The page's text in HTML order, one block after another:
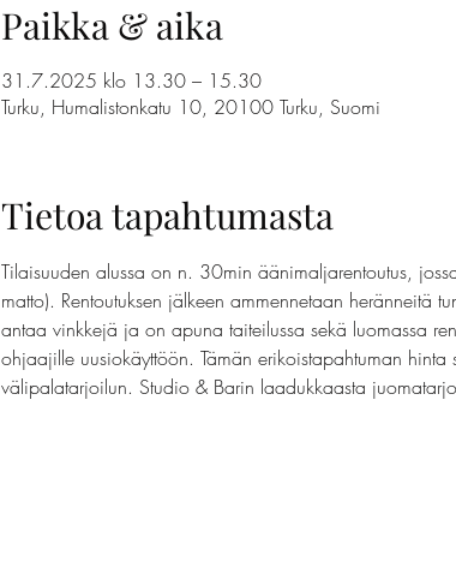
Paikka & aika
31.7.2025 klo 13.30 – 15.30
Turku, Humalistonkatu 10, 20100 Turku, Suomi
Tietoa tapahtumasta
Tilaisuuden alussa on n. 30min äänimaljarentoutus,
matto). Rentoutuksen jälkeen ammennetaan
antaa vinkkejä ja on apuna taiteilussa sekä luomassa
ohjaajille uusiokäyttöön. Tämän erikoistapahtuman
välipalatarjoilun. Studio & Barin laadukkaasta